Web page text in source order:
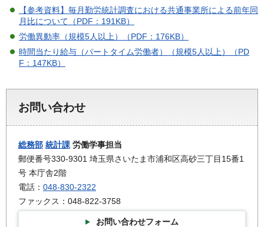
【参考資料】毎月勤労統計調査における共通事業所による前年同
月比について（PDF：191KB）
労働異動率（規模5人以上）（PDF：176KB）
時間当たり給与（パートタイム労働者）（規模5人以上）（PD
F：147KB）
お問い合わせ
総務部 統計課 労働学事担当
郵便番号330-9301 埼玉県さいたま市浦和区高砂三丁目15番1
号 本庁舎2階
電話： 048-830-2322
ファックス：048-822-3758
お問い合わせフォーム